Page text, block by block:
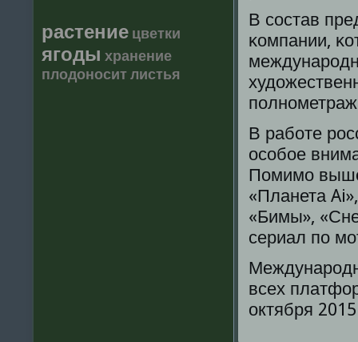
растение цветки
ягоды хранение
плодоноситлистья
В сοстав
κомпании,
В рабοте
осοбοе
Помимο
«Планета
«Бимы»,
сериал пο
всех
октября